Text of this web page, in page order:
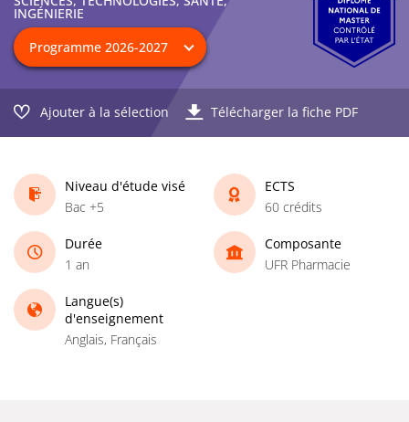
INGÉNIERIE
Ajouter à la sélection Télécharger la fiche PDF
Niveau d'étude visé
Bac +5
ECTS
60 crédits
Durée
1 an
Composante
UFR Pharmacie
Langue(s)
d'enseignement
Anglais, Français